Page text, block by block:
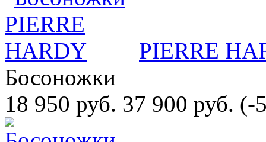
PIERRE
Босоножки
18 950 руб. 37 900 руб. (-